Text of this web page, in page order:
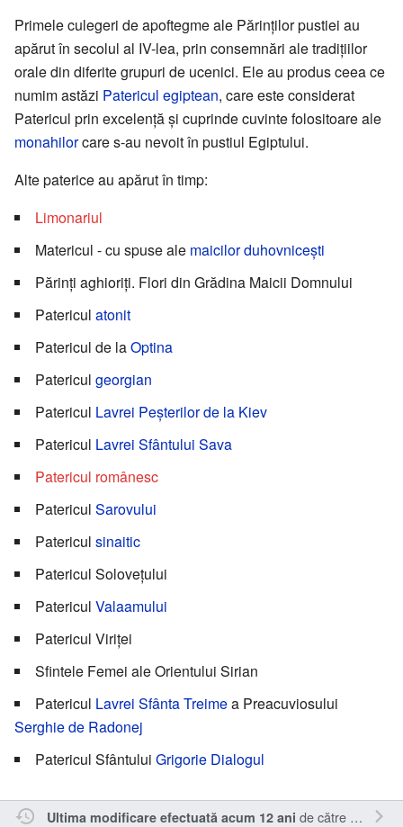
Primele culegeri de apoftegme ale Părinților pustiei au
apărut în secolul al IV-lea, prin consemnări ale tradițiilor
orale din diferite grupuri de ucenici. Ele au produs ceea ce
numim astăzi Patericul egiptean, care este considerat
Patericul prin excelență și cuprinde cuvinte folositoare ale
monahilorcare s-au nevoit în pustiul Egiptului.
Alte paterice au apărut în timp:
Limonariul
Matericul - cu spuse ale maicilor duhovnicești
Părinți aghioriți. Flori din Grădina Maicii Domnului
Patericul atonit
Patericul de laOptina
Patericul georgian
Patericul Lavrei Peșterilor de la Kiev
Patericul Lavrei Sfântului Sava
Patericul românesc
Patericul Sarovului
Patericul sinaitic
Patericul Solovețului
Patericul Valaamului
Patericul Viriței
Sfintele Femei ale Orientului Sirian
Patericul Lavrei Sfânta Treimea Preacuviosului
Serghie de Radonej
Patericul Sfântului Grigorie Dialogul
Ultima modificare efectuată acum 12 ani de către